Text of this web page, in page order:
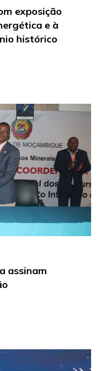
exposição
e à
histórico
assinam